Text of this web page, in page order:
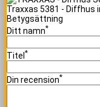
Traxxas 5381 - Diffhus
Betygsättning
Ditt namn*
Titel *
Din recension*